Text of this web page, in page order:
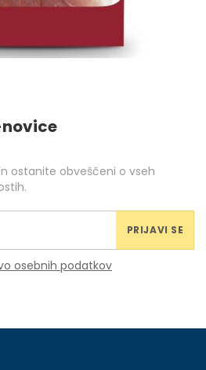
ostanite obveščeni o vseh
PRIJAVI SE
osebnih podatkov